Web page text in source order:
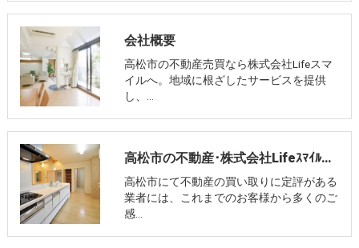
会社概要
高松市の不動産売買なら株式会社Lifeスマ
イルへ。地域に根ざしたサービスを提供
し、…
高松市の不動産･株式会社Lifeｽﾏｲﾙのお客様の声
高松市にて不動産の買い取りに定評がある
業者には、これまでのお客様から多くのご
感…